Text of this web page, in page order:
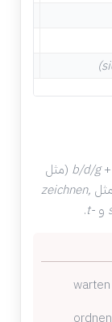
b/d/g +
zeichnen,
-t
.
warten
ordnen